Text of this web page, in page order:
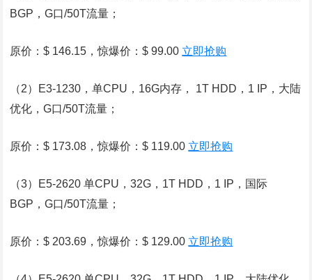
BGP，G口/50T流量；
原价：$ 146.15，惊爆价：$ 99.00 立即抢购
（2）E3-1230，单CPU，16G内存， 1T HDD，1 IP，大陆
优化，G口/50T流量；
原价：$ 173.08，惊爆价：$ 119.00 立即抢购
（3）E5-2620 单CPU，32G，1T HDD，1 IP，国际
BGP，G口/50T流量；
原价：$ 203.69，惊爆价：$ 129.00 立即抢购